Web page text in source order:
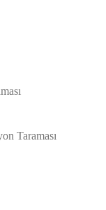
Taraması